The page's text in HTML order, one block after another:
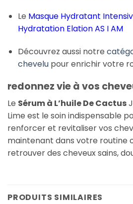
Le Masque Hydratant
Hydratation Elation AS I AM
Découvrez aussi notre
chevelupour enrichir votre
redonnez vie à vos
Le Sérum à L’huile De Cactus
Lime est le soin indispensable
renforcer et revitaliser vos
maintenant dans votre routine
retrouver des cheveux sains,
PRODUITS SIMILAIRES